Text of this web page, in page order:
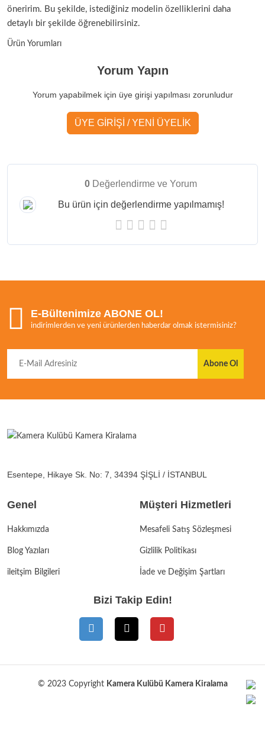
öneririm. Bu şekilde, istediğiniz modelin özelliklerini daha
detaylı bir şekilde öğrenebilirsiniz.
Ürün Yorumları
Yorum Yapın
Yorum yapabilmek için üye girişi yapılması zorunludur
ÜYE GİRİŞİ / YENİ ÜYELİK
0 Değerlendirme ve Yorum
Bu ürün için değerlendirme yapılmamış!
E-Bültenimize ABONE OL!
indirimlerden ve yeni ürünlerden haberdar olmak istermisiniz?
Abone Ol
Esentepe, Hikaye Sk. No: 7, 34394 ŞİŞLİ / İSTANBUL
Genel
Hakkımızda
Blog Yazıları
ileitşim Bilgileri
Müşteri Hizmetleri
Mesafeli Satış Sözleşmesi
Gizlilik Politikası
İade ve Değişim Şartları
Bizi Takip Edin!
© 2023 Copyright Kamera Kulübü Kamera Kiralama